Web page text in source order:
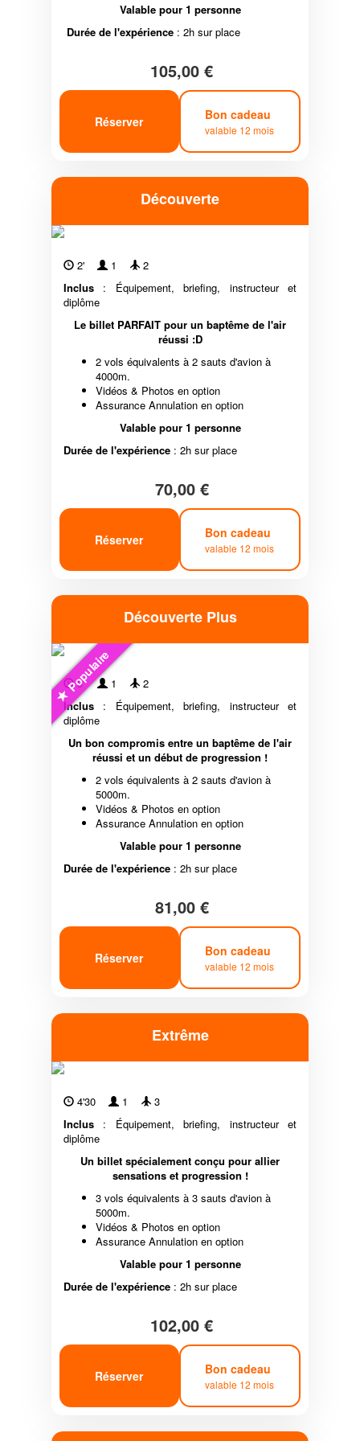
Valable pour 1 personne
Durée de l'expérience : 2h sur place
105,00 €
Réserver Bon cadeau
valable 12 mois
Découverte
2' 1
2
Inclus : Équipement, briefing, instructeur et
diplôme
Le billet PARFAIT pour un baptême de l'air
réussi :D
2 vols équivalents à 2 sauts d'avion à
4000m.
Vidéos & Photos en option
Assurance Annulation en option
Valable pour 1 personne
Durée de l'expérience : 2h sur place
70,00 €
Réserver Bon cadeau
valable 12 mois
Découverte Plus
Populaire
3' 1
2
Inclus : Équipement, briefing, instructeur et
diplôme
Un bon compromis entre un baptême de l'air
réussi et un début de progression !
2 vols équivalents à 2 sauts d'avion à
5000m.
Vidéos & Photos en option
Assurance Annulation en option
Valable pour 1 personne
Durée de l'expérience : 2h sur place
81,00 €
Réserver Bon cadeau
valable 12 mois
Extrême
4'30 1
3
Inclus : Équipement, briefing, instructeur et
diplôme
Un billet spécialement conçu pour allier
sensations et progression !
3 vols équivalents à 3 sauts d'avion à
5000m.
Vidéos & Photos en option
Assurance Annulation en option
Valable pour 1 personne
Durée de l'expérience : 2h sur place
102,00 €
Réserver Bon cadeau
valable 12 mois